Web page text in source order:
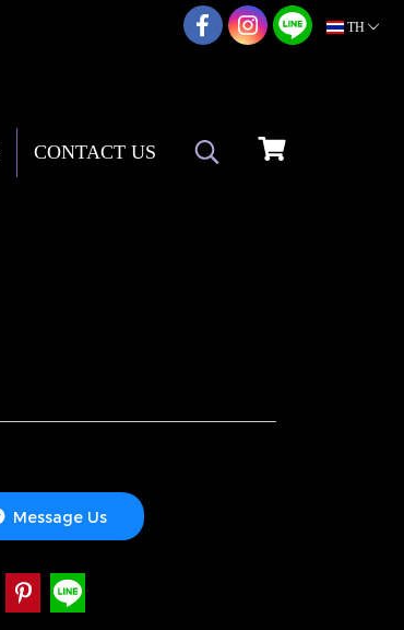
TH
CONTACT US
Message Us